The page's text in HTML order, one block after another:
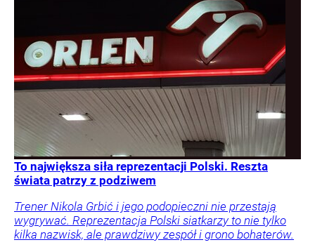
To największa siła reprezentacji Polski. Reszta
świata patrzy z podziwem
Trener Nikola Grbić i jego podopieczni nie przestają
wygrywać. Reprezentacja Polski siatkarzy to nie tylko
kilka nazwisk, ale prawdziwy zespół i grono bohaterów.